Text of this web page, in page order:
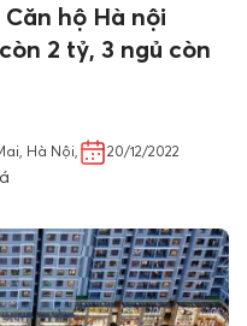
hộ Hà nội
2 tỷ, 3 ngủ còn
Hà Nội, 20/12/2022